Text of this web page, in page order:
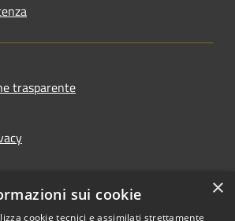
trasparente
accessibilità
×
sui cookie
cookie tecnici e assimilati strettamente